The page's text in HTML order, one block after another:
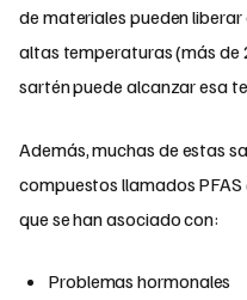
de materiales pueden
altas temperaturas (más de
sartén puede alcanzar esa
Además, muchas de estas
compuestos llamados
que se han asociado con:
Problemas hormonales